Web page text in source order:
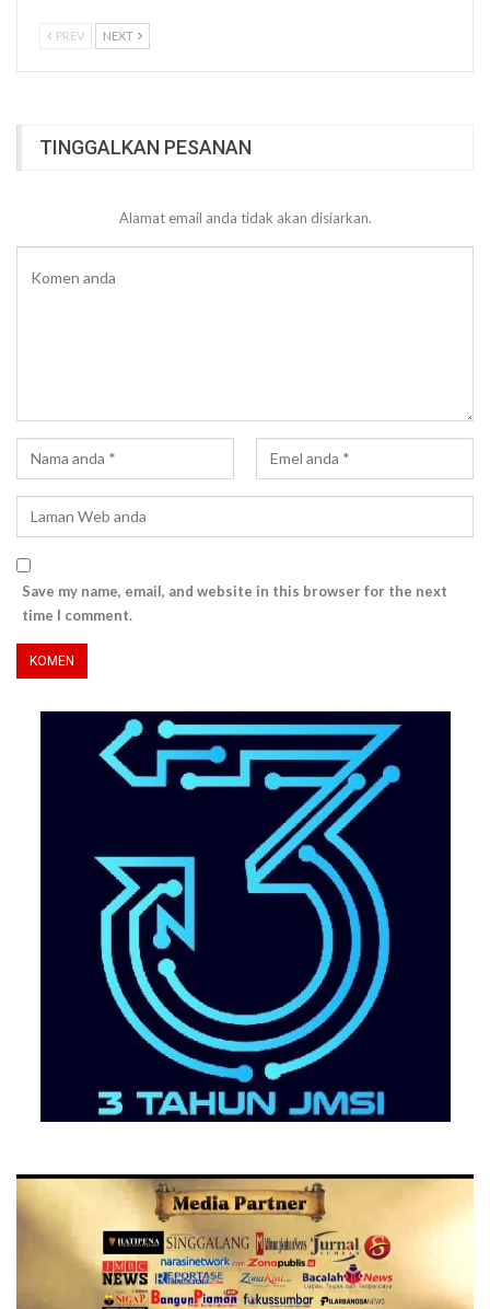
PREV NEXT
TINGGALKAN PESANAN
Alamat email anda tidak akan disiarkan.
Save my name, email, and website in this browser for the next
time I comment.